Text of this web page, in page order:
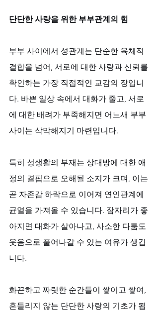
단단한 사랑을 위한 부부관계의 힘
부부 사이에서 성관계는 단순한 육체적
결합을 넘어, 서로에 대한 사랑과 신뢰를
확인하는 가장 직접적인 교감의 장입니
다. 바쁜 일상 속에서 대화가 줄고, 서로
에 대한 배려가 부족해지면 어느새 부부
사이는 삭막해지기 마련입니다.
특히 성생활의 부재는 상대방에 대한 애
정의 결핍으로 오해될 소지가 크며, 이는
곧 자존감 하락으로 이어져 연인관계에
균열을 가져올 수 있습니다. 잠자리가 좋
아지면 대화가 살아나고, 사소한 다툼도
웃음으로 풀어나갈 수 있는 여유가 생깁
니다.
화끈하고 짜릿한 순간들이 쌓이고 쌓여,
흔들리지 않는 단단한 사랑의 기초가 됩